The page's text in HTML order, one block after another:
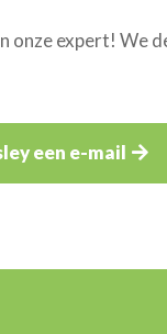
onze expert! We
een e-mail